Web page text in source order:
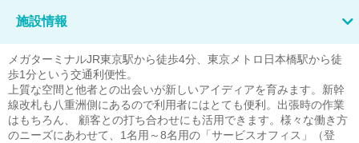
施設情報
メガターミナルJR東京駅から徒歩4分、東京メトロ日本橋駅から徒
歩1分という交通利便性。
上質な空間と他者との出会いが新しいアイディアを育みます。新幹
線改札も八重洲側にあるので利用者にはとても便利。出張時の作業
はもちろん、 顧客との打ち合わせにも活用できます。様々な働き方
のニーズにあわせて、1名用～8名用の「サービスオフィス」（登